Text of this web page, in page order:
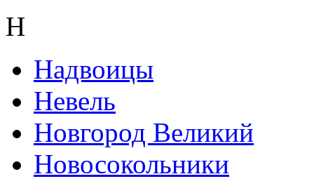
Н
Надвоицы
Невель
Новгород Великий
Новосокольники